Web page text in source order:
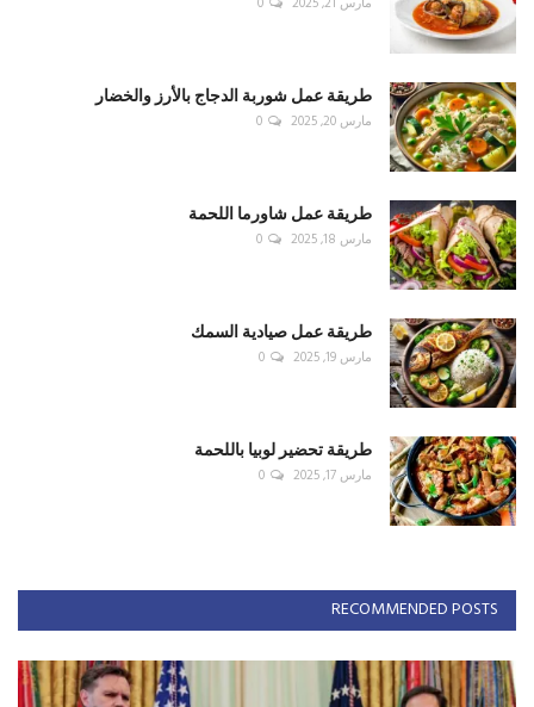
طريقة عمل شوربة الدجاج بالأرز والخضار
مارس 20, 2025 0
طريقة عمل شاورما اللحمة
مارس 18, 2025 0
طريقة عمل صيادية السمك
مارس 19, 2025 0
طريقة تحضير لوبيا باللحمة
مارس 17, 2025 0
RECOMMENDED POSTS